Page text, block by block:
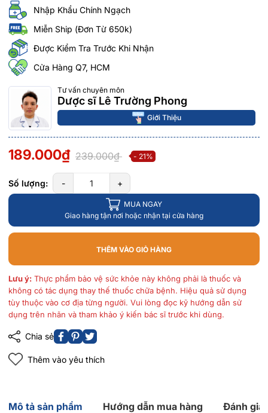
Nhập Khẩu Chính Ngạch
Miễn Ship (Đơn Từ 650k)
Được Kiểm Tra Trước Khi Nhận
Cửa Hàng Q7, HCM
Tư vấn chuyên môn
Dược sĩ Lê Trường Phong
Giới Thiệu
189.000₫ 239.000₫ - 21%
Số lượng: - +
MUA NGAY
Giao hàng tận nơi hoặc nhận tại cửa hàng
THÊM VÀO GIỎ HÀNG
Lưu ý: Thực phẩm bảo vệ sức khỏe này không phải là thuốc và
không có tác dụng thay thế thuốc chữa bệnh. Hiệu quả sử dụng
tùy thuộc vào cơ địa từng người. Vui lòng đọc kỹ hướng dẫn sử
dụng trên nhãn và tham khảo ý kiến bác sĩ trước khi dùng.
Chia sẻ
Thêm vào yêu thích
Mô tả sản phẩm Hướng dẫn mua hàng Đánh giá